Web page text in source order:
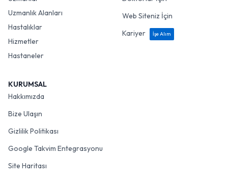
Uzmanlık Alanları
Hastalıklar
Hizmetler
Hastaneler
Web Siteniz İçin
Kariyer
İşe Alım
KURUMSAL
Hakkımızda
Bize Ulaşın
Gizlilik Politikası
Google Takvim Entegrasyonu
Site Haritası